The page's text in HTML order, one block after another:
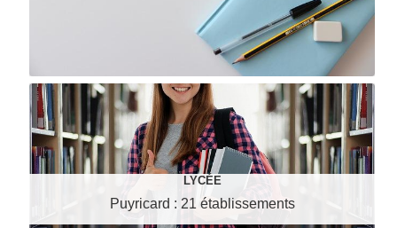
LYCÉE
Puyricard : 21 établissements